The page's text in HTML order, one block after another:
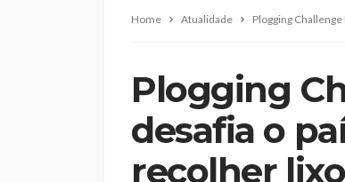
Home Atualidade Plogging
Plogging
desafia o
recolher